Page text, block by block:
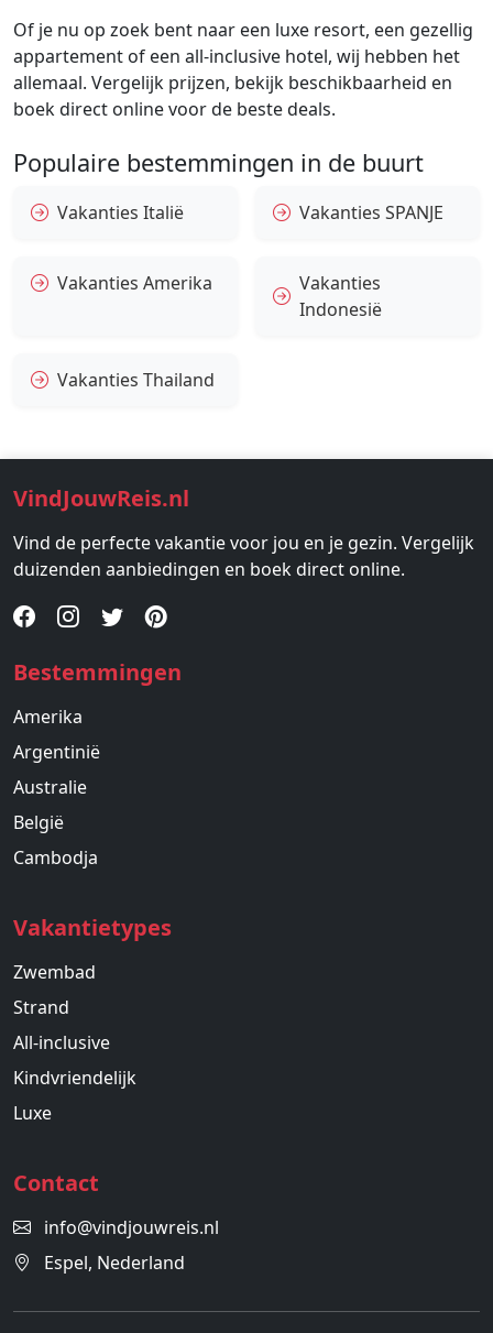
Of je nu op zoek bent naar een luxe resort, een gezellig
appartement of een all-inclusive hotel, wij hebben het
allemaal. Vergelijk prijzen, bekijk beschikbaarheid en
boek direct online voor de beste deals.
Populaire bestemmingen in de buurt
Vakanties Italië Vakanties SPANJE
Vakanties Amerika
Vakanties
Indonesië
Vakanties Thailand
VindJouwReis.nl
Vind de perfecte vakantie voor jou en je gezin. Vergelijk
duizenden aanbiedingen en boek direct online.
Bestemmingen
Amerika
Argentinië
Australie
België
Cambodja
Vakantietypes
Zwembad
Strand
All-inclusive
Kindvriendelijk
Luxe
Contact
info@vindjouwreis.nl
Espel, Nederland